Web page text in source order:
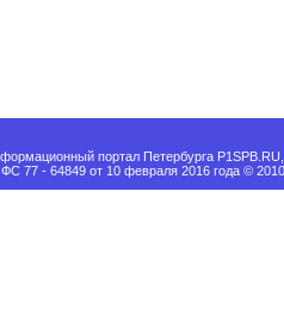
портал Петербурга
77 - 64849 от 10 февраля 2016 года ©